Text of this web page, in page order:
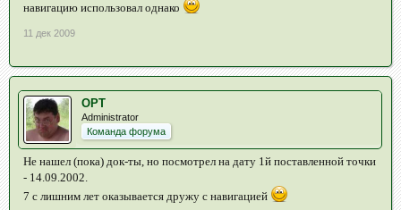
навигацию использовал однако
11 дек 2009
OPT
Administrator
Команда форума
Не нашел (пока) док-ты, но посмотрел на дату 1й поставленной точки
- 14.09.2002.
7 с лишним лет оказывается дружу с навигацией